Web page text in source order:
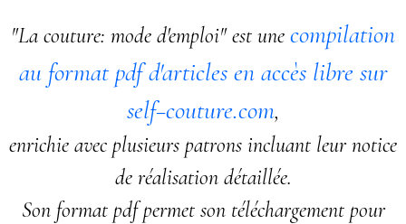
"La couture: mode d'emploi" est une compilation
au format pdf d'articles en accès libre sur
self−couture.com,
enrichie avec plusieurs patrons incluant leur notice
de réalisation détaillée.
Son format pdf permet son téléchargement pour